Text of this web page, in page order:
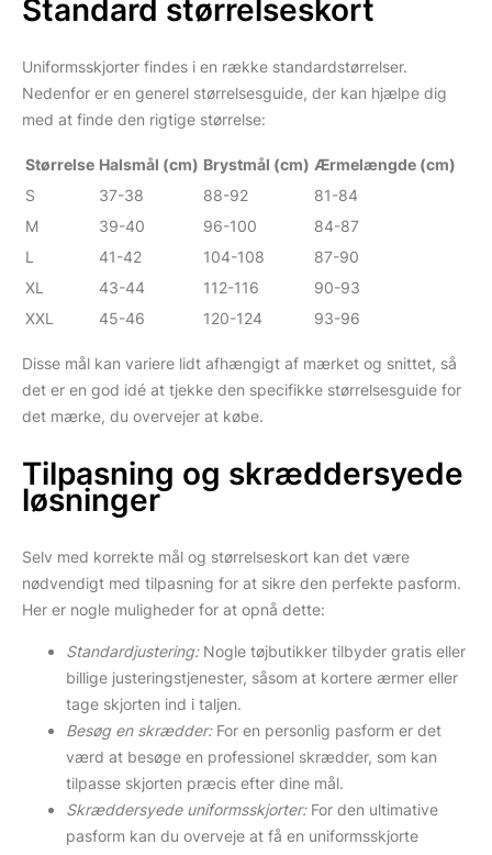
Standard størrelseskort
Uniformsskjorter findes i en række standardstørrelser.
Nedenfor er en generel størrelsesguide, der kan hjælpe dig
med at finde den rigtige størrelse:
Størrelse Halsmål (cm) Brystmål (cm) Ærmelængde (cm)
S
37-38 88-92
81-84
M
39-40 96-100
84-87
L
41-42 104-108
87-90
XL
43-44 112-116
90-93
XXL
45-46 120-124 93-96
Disse mål kan variere lidt afhængigt af mærket og snittet, så
det er en god idé at tjekke den specifikke størrelsesguide for
det mærke, du overvejer at købe.
Tilpasning og skræddersyede
løsninger
Selv med korrekte mål og størrelseskort kan det være
nødvendigt med tilpasning for at sikre den perfekte pasform.
Her er nogle muligheder for at opnå dette:
Standardjustering:Nogle tøjbutikker tilbyder gratis eller
billige justeringstjenester, såsom at kortere ærmer eller
tage skjorten ind i taljen.
Besøg en skrædder:For en personlig pasform er det
værd at besøge en professionel skrædder, som kan
tilpasse skjorten præcis efter dine mål.
Skræddersyede uniformsskjorter:For den ultimative
pasform kan du overveje at få en uniformsskjorte